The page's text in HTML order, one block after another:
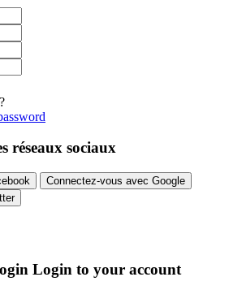
réseaux sociaux
Connectez-vous avec Google
Login to your account